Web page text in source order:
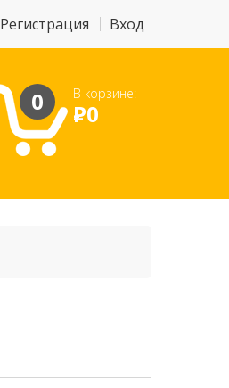
Регистрация Вход
0 В корзине:
Р0